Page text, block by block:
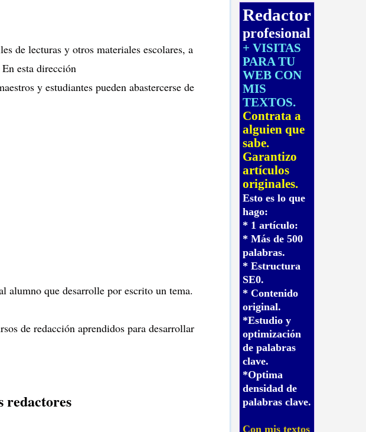
Redactor
profesional
+ VISITAS
PARA TU
WEB CON
MIS
TEXTOS.
Contrata a
alguien que
sabe.
Garantizo
artículos
originales.
Esto es lo que
hago:
* 1 artículo:
* Más de 500
palabras.
* Estructura
SE0.
* Contenido
original.
*Estudio y
optimización
de palabras
clave.
*Optima
densidad de
palabras clave.
Con mis textos
de lecturas y otros materiales escolares, a
esta dirección
y estudiantes pueden abastercerse de
alumno que desarrolle por escrito un tema.
de redacción aprendidos para desarrollar
redactores